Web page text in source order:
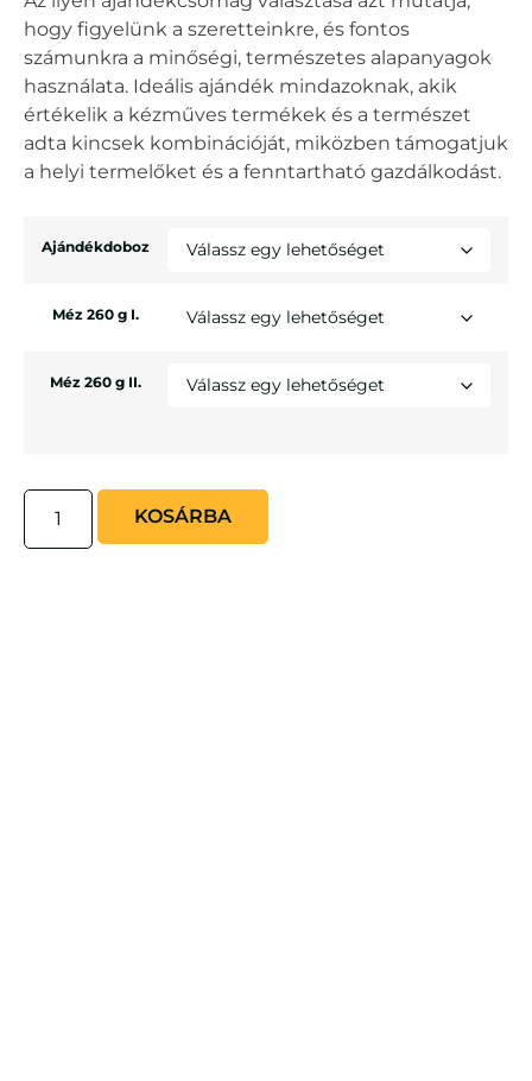
hogy figyelünk a szeretteinkre, és fontos
számunkra a minőségi, természetes alapanyagok
használata. Ideális ajándék mindazoknak, akik
értékelik a kézműves termékek és a természet
adta kincsek kombinációját, miközben támogatjuk
a helyi termelőket és a fenntartható gazdálkodást.
Ajándékdoboz
Méz 260 g I.
Méz 260 g II.
KOSÁRBA